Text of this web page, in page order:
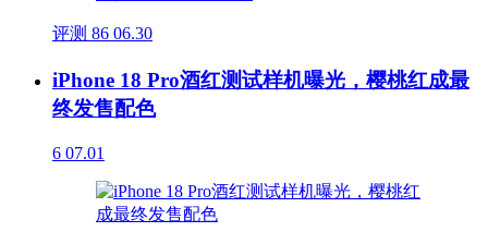
评测 86 06.30
iPhone 18 Pro酒红测试样机曝光，樱桃红成最
终发售配色
6 07.01